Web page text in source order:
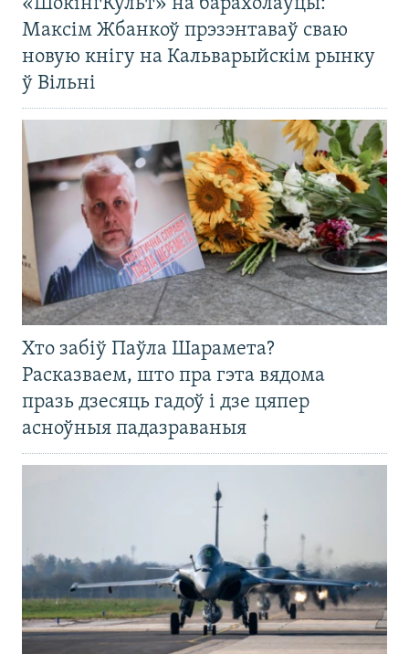
«ШокінгКульт» на барахолаўцы:
Максім Жбанкоў прэзэнтаваў сваю
новую кнігу на Кальварыйскім рынку
ў Вільні
Хто забіў Паўла Шарамета?
Расказваем, што пра гэта вядома
празь дзесяць гадоў і дзе цяпер
асноўныя падазраваныя